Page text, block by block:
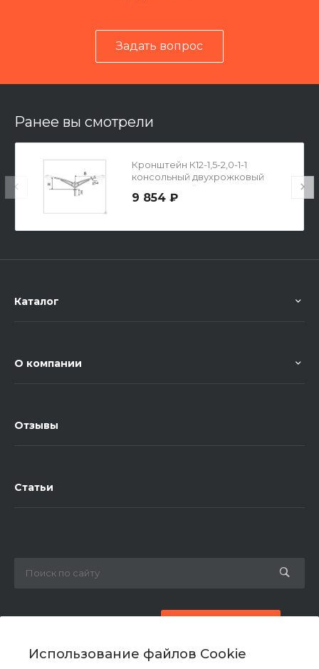
Использование файлов Cookie
Задать вопрос
Ранее вы смотрели
Кронштейн К12-1,5-2,0-1-1
консольный двухрожковый
одноярусный
9 854 ₽
Каталог
О компании
Отзывы
Статьи
zakaz@ogk-opora.ru